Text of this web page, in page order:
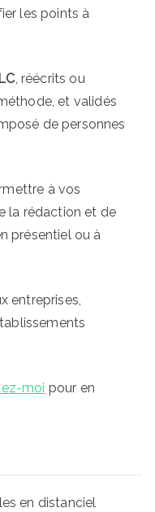
les points à
, réécrits ou
et validés
de personnes
à vos
la rédaction et de
présentiel ou à
entreprises,
moi pour en
en distanciel